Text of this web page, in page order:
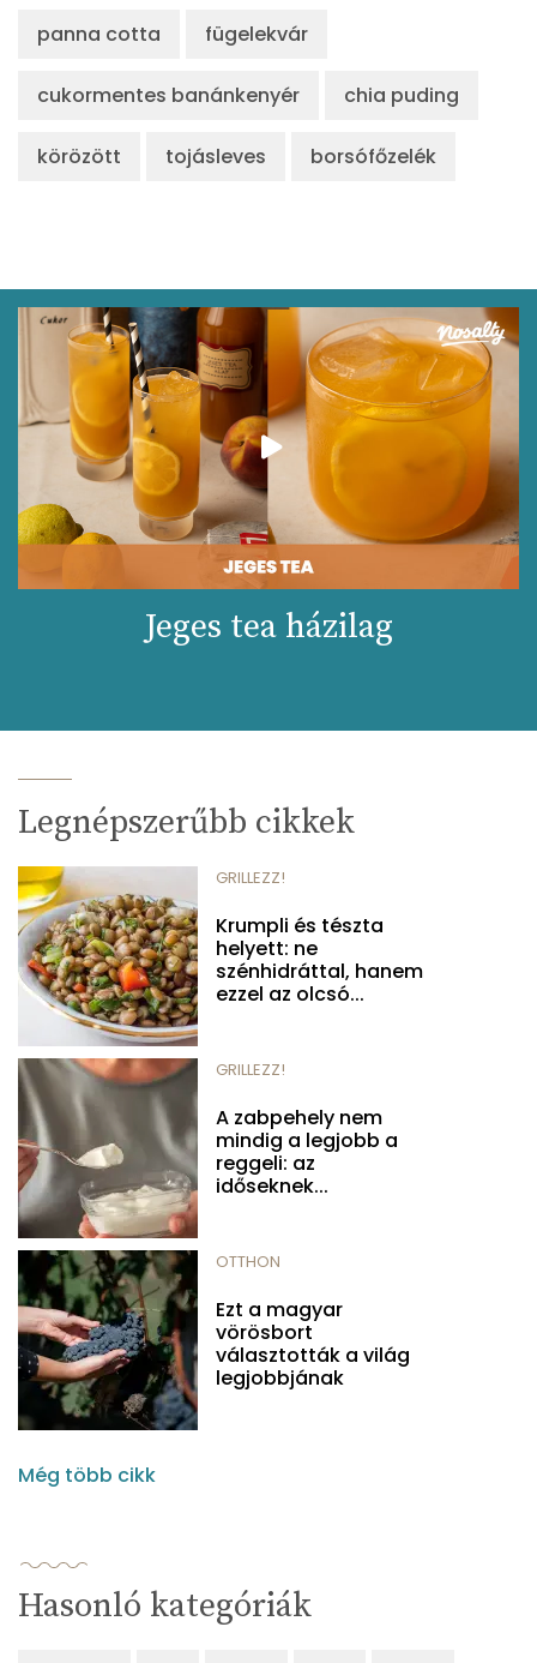
panna cotta fügelekvár
cukormentes banánkenyér chia puding
körözött tojásleves borsófőzelék
Jeges tea házilag
Legnépszerűbb cikkek
GRILLEZZ!
Krumpli és tészta
helyett: ne
szénhidráttal, hanem
ezzel az olcsó...
GRILLEZZ!
A zabpehely nem
mindig a legjobb a
reggeli: az
időseknek...
OTTHON
Ezt a magyar
vörösbort
választották a világ
legjobbjának
Még több cikk
Hasonló kategóriák